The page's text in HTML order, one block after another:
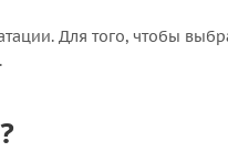
Для того, чтобы